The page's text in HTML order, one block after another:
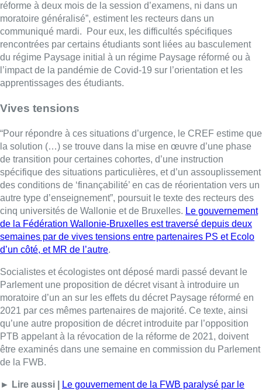
réforme à deux mois de la session d’examens, ni dans un
moratoire généralisé”, estiment les recteurs dans un
communiqué mardi. Pour eux, les difficultés spécifiques
rencontrées par certains étudiants sont liées au basculement
du régime Paysage initial à un régime Paysage réformé ou à
l’impact de la pandémie de Covid-19 sur l’orientation et les
apprentissages des étudiants.
Vives tensions
“Pour répondre à ces situations d’urgence, le CREF estime que
la solution (…) se trouve dans la mise en œuvre d’une phase
de transition pour certaines cohortes, d’une instruction
spécifique des situations particulières, et d’un assouplissement
des conditions de ‘finançabilité’ en cas de réorientation vers un
autre type d’enseignement”, poursuit le texte des recteurs des
cinq universités de Wallonie et de Bruxelles. Le gouvernement
de la Fédération Wallonie-Bruxelles est traversé depuis deux
semaines par de vives tensions entre partenaires PS et Ecolo
d’un côté, et MR de l’autre.
Socialistes et écologistes ont déposé mardi passé devant le
Parlement une proposition de décret visant à introduire un
moratoire d’un an sur les effets du décret Paysage réformé en
2021 par ces mêmes partenaires de majorité. Ce texte, ainsi
qu’une autre proposition de décret introduite par l’opposition
PTB appelant à la révocation de la réforme de 2021, doivent
être examinés dans une semaine en commission du Parlement
de la FWB.
► Lire aussi |
Le gouvernement de la FWB paralysé par le